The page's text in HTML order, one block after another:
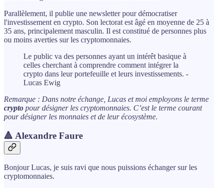
Parallèlement, il publie une newsletter pour démocratiser
l'investissement en crypto. Son lectorat est âgé en moyenne de 25 à
35 ans, principalement masculin. Il est constitué de personnes plus
ou moins averties sur les cryptomonnaies.
Le public va des personnes ayant un intérêt basique à
celles cherchant à comprendre comment intégrer la
crypto dans leur portefeuille et leurs investissements. -
Lucas Ewig
Remarque : Dans notre échange, Lucas et moi employons le terme
crypto pour désigner les cryptomonnaies. C’est le terme courant
pour désigner les monnaies et de leur écosystème.
🔺 Alexandre Faure
Bonjour Lucas, je suis ravi que nous puissions échanger sur les
cryptomonnaies.